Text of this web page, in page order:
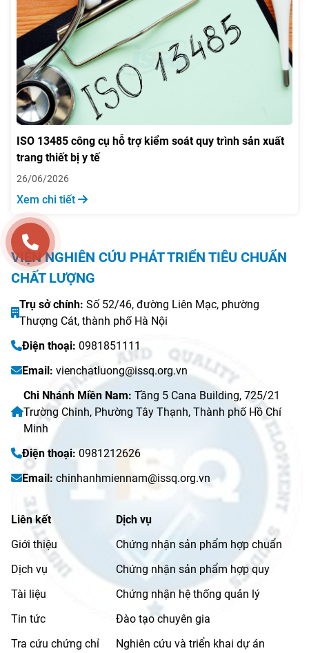
ISO 13485 công cụ hỗ trợ kiểm soát quy trình sản xuất
trang thiết bị y tế
26/06/2026
Xem chi tiết
VIỆN NGHIÊN CỨU PHÁT TRIỂN TIÊU CHUẨN
CHẤT LƯỢNG
Trụ sở chính: Số 52/46, đường Liên Mạc, phường
Thượng Cát, thành phố Hà Nội
Điện thoại: 0981851111
Email: vienchatluong@issq.org.vn
Chi Nhánh Miền Nam: Tầng 5 Cana Building, 725/21
Trường Chinh, Phường Tây Thạnh, Thành phố Hồ Chí
Minh
Điện thoại: 0981212626
Email: chinhanhmiennam@issq.org.vn
Liên kết
Giới thiệu
Dịch vụ
Tài liệu
Tin tức
Tra cứu chứng chỉ
Dịch vụ
Chứng nhận sản phẩm hợp chuẩn
Chứng nhận sản phẩm hợp quy
Chứng nhận hệ thống quản lý
Đào tạo chuyên gia
Nghiên cứu và triển khai dự án